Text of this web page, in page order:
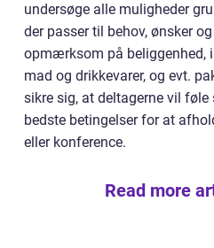
undersøge alle muligheder
der passer til behov, ønsker
opmærksom på beliggenhed,
mad og drikkevarer, og evt.
sikre sig, at deltagerne vil
bedste betingelser for at
eller konference.
Read more